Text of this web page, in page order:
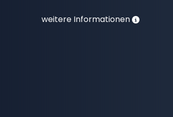
weitere Informationen